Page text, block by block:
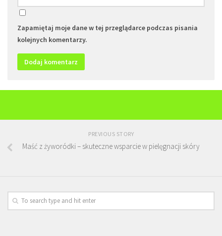
Zapamiętaj moje dane w tej przeglądarce podczas pisania
kolejnych komentarzy.
PREVIOUS STORY
Maść z żyworódki – skuteczne wsparcie w pielęgnacji skóry